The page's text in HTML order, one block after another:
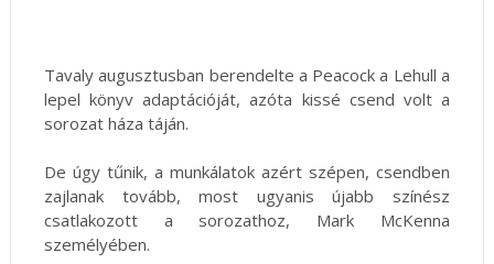
Tavaly augusztusban berendelte a Peacock a Lehull a
lepel könyv adaptációját, azóta kissé csend volt a
sorozat háza táján.
De úgy tűnik, a munkálatok azért szépen, csendben
zajlanak tovább, most ugyanis újabb színész
csatlakozott a sorozathoz, Mark McKenna
személyében.